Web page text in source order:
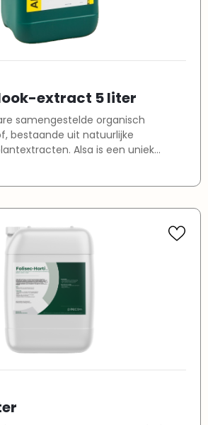
extract 5 liter
samengestelde organisch
bestaande uit natuurlijke
Alsa is een uniek
stimuleert de rhizosfeer en
tegen stress.